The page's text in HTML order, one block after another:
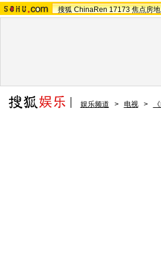
搜狐 ChinaRen 17173 焦点房
娱乐频道 > 电视 >